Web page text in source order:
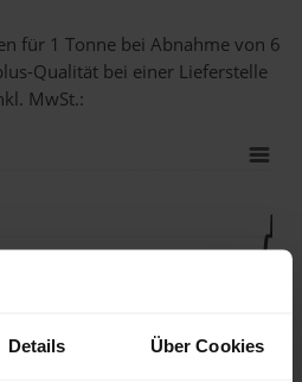
Details Über Cookies
für 1 Tonne bei Abnahmevon 6
Qualität bei einer Lieferstelle
MwSt.: